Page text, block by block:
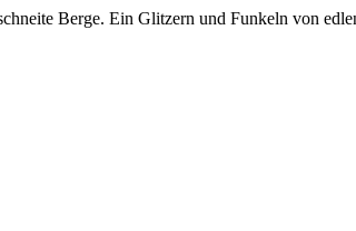
Berge. Ein Glitzern und Funkeln von